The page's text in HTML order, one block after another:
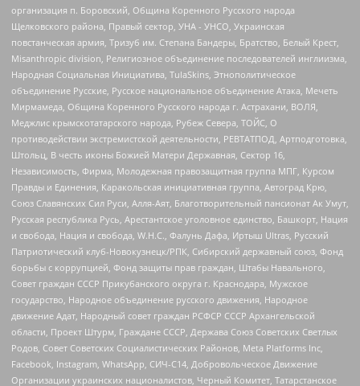
организация п. Боровский, Община Коренного Русского народа
Щелковского района, Правый сектор, УНА - УНСО, Украинская
повстанческая армия, Тризуб им. Степана Бандеры, Братство, Белый Крест,
Misanthropic division, Религиозное объединение последователей инглиизма,
Народная Социальная Инициатива, TulaSkins, Этнополитическое
объединение Русские, Русское национальное объединение Атака, Мечеть
Мирмамеда, Община Коренного Русского народа г. Астрахани, ВОЛЯ,
Меджлис крымскотатарского народа, Рубеж Севера, ТОЙС, О
противодействии экстремистской деятельности, РЕВТАТПОД, Артподготовка,
Штольц, В честь иконы Божией Матери Державная, Сектор 16,
Независимость, Фирма, Молодежная правозащитная группа МПГ, Курсом
Правды и Единения, Каракольская инициативная группа, Автоград Крю,
Союз Славянских Сил Руси, Алля-Аят, Благотворительный пансионат Ак Умут,
Русская республика Русь, Арестантское уголовное единство, Башкорт, Нация
и свобода, Нация и свобода, W.H.С., Фалунь Дафа, Иртыш Ultras, Русский
Патриотический клуб-Новокузнецк/РПК, Сибирский державный союз, Фонд
борьбы с коррупцией, Фонд защиты прав граждан, Штабы Навального,
Совет граждан СССР Прикубанского округа г. Краснодара, Мужское
государство, Народное объединение русского движения, Народное
движение Адат, Народный совет граждан РСФСР СССР Архангельской
области, Проект Штурм, Граждане СССР, Держава Союз Советских Светлых
Родов, Совет Советских Социалистических Районов, Meta Platforms Inc,
Facebook, Instagram, WhatsApp, СИЧ-С14, Добровольческое Движение
Организации украинских националистов, Черный Комитет, Татарстанское